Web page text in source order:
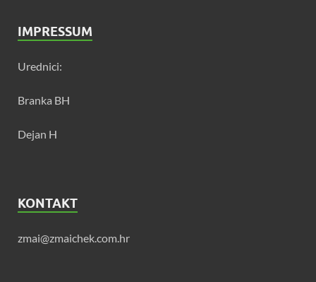
IMPRESSUM
Urednici:
Branka BH
Dejan H
KONTAKT
zmai@zmaichek.com.hr